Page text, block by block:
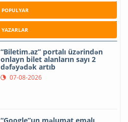
POPULYAR
YAZARLAR
“Biletim.az” portalı üzərindən
onlayn bilet alanların sayı 2
dəfəyədək artıb
07-08-2026